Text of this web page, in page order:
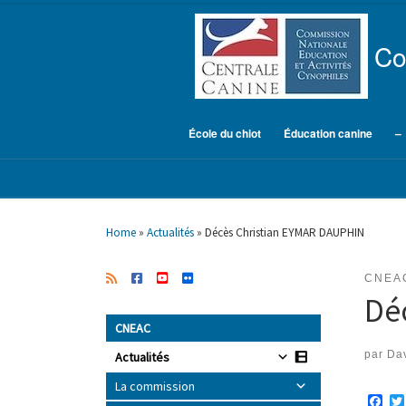
École du chiot Éducation canine –
Home » Actualités » Décès Christian EYMAR DAUPHIN
par
CNEAC
Actualités
La commission